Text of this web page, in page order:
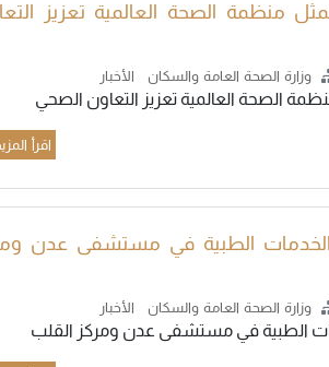
منظمة الصحة العالمية تعزيز
وزارة الصحة العامة والسكان الأخبار
الصحة العالمية تعزيز التعاون الصحي
اقرأ
الطبية في مستشفى عدن
وزارة الصحة العامة والسكان الأخبار
الطبية في مستشفى عدن ومركز القلب